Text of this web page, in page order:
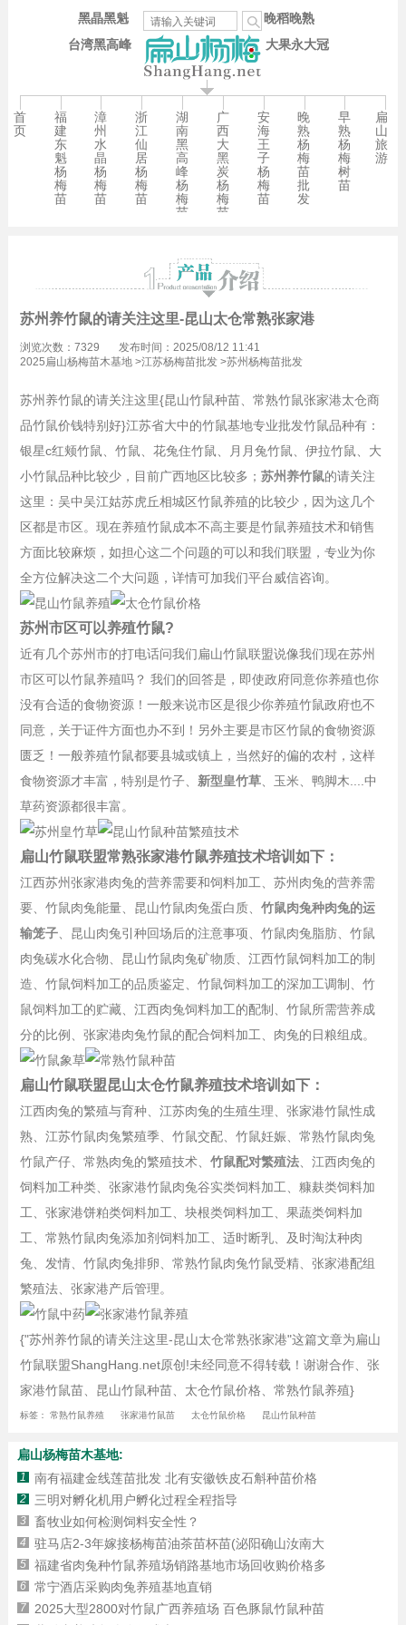
台湾黑高峰
晚稻晚熟
大果永大冠
黑晶黑魁
首
页
福
建
东
魁
杨
梅
苗
漳
州
水
晶
杨
梅
苗
浙
江
仙
居
杨
梅
苗
湖
南
黑
高
峰
杨
梅
苗
广
西
大
黑
炭
杨
梅
苗
安
海
王
子
杨
梅
苗
晚
熟
杨
梅
苗
批
发
早
熟
杨
梅
树
苗
扁
山
旅
游
苏州养竹鼠的请关注这里-昆山太仓常熟张家港
浏览次数：7329
发布时间：2025/08/12 11:41
2025扁山杨梅苗木基地>江苏杨梅苗批发>苏州杨梅苗批发
苏州养竹鼠的请关注这里{昆山竹鼠种苗、常熟竹鼠张家港太仓商
品竹鼠价钱特别好}江苏省大中的竹鼠基地专业批发竹鼠品种有：
银星c红颊竹鼠、竹鼠、花兔住竹鼠、月月兔竹鼠、伊拉竹鼠、大
小竹鼠品种比较少，目前广西地区比较多； 苏州养竹鼠的请关注
这里：吴中吴江姑苏虎丘相城区竹鼠养殖的比较少，因为这几个
区都是市区。现在养殖竹鼠成本不高主要是竹鼠养殖技术和销售
方面比较麻烦，如担心这二个问题的可以和我们联盟，专业为你
全方位解决这二个大问题，详情可加我们平台威信咨询。
苏州市区可以养殖竹鼠?
近有几个苏州市的打电话问我们扁山竹鼠联盟说像我们现在苏州
市区可以竹鼠养殖吗？ 我们的回答是，即使政府同意你养殖也你
没有合适的食物资源！一般来说市区是很少你养殖竹鼠政府也不
同意，关于证件方面也办不到！另外主要是市区竹鼠的食物资源
匮乏！一般养殖竹鼠都要县城或镇上，当然好的偏的农村，这样
食物资源才丰富，特别是竹子、 新型皇竹草、玉米、鸭脚木....中
草药资源都很丰富。
扁山竹鼠联盟常熟张家港竹鼠养殖技术培训如下：
江西苏州张家港肉兔的营养需要和饲料加工、苏州肉兔的营养需
要、竹鼠肉兔能量、昆山竹鼠肉兔蛋白质、 竹鼠肉兔种肉兔的运
输笼子、昆山肉兔引种回场后的注意事项、竹鼠肉兔脂肪、竹鼠
肉兔碳水化合物、昆山竹鼠肉兔矿物质、江西竹鼠饲料加工的制
造、竹鼠饲料加工的品质鉴定、竹鼠饲料加工的深加工调制、竹
鼠饲料加工的贮藏、江西肉兔饲料加工的配制、竹鼠所需营养成
分的比例、张家港肉兔竹鼠的配合饲料加工、肉兔的日粮组成。
扁山竹鼠联盟昆山太仓竹鼠养殖技术培训如下：
江西肉兔的繁殖与育种、江苏肉兔的生殖生理、张家港竹鼠性成
熟、江苏竹鼠肉兔繁殖季、竹鼠交配、竹鼠妊娠、常熟竹鼠肉兔
竹鼠产仔、常熟肉兔的繁殖技术、 竹鼠配对繁殖法、江西肉兔的
饲料加工种类、张家港竹鼠肉兔谷实类饲料加工、糠麸类饲料加
工、张家港饼粕类饲料加工、块根类饲料加工、果蔬类饲料加
工、常熟竹鼠肉兔添加剂饲料加工、适时断乳、及时淘汰种肉
兔、发情、竹鼠肉兔排卵、常熟竹鼠肉兔竹鼠受精、张家港配组
繁殖法、张家港产后管理。
{"苏州养竹鼠的请关注这里-昆山太仓常熟张家港"这篇文章为扁山
竹鼠联盟ShangHang.net原创!未经同意不得转载！谢谢合作、张
家港竹鼠苗、昆山竹鼠种苗、太仓竹鼠价格、常熟竹鼠养殖}
标签： 常熟竹鼠养殖 张家港竹鼠苗 太仓竹鼠价格 昆山竹鼠种苗
扁山杨梅苗木基地:
1 南有福建金线莲苗批发 北有安徽铁皮石斛种苗价格
2 三明对孵化机用户孵化过程全程指导
3 畜牧业如何检测饲料安全性？
4 驻马店2-3年嫁接杨梅苗油茶苗杯苗(泌阳确山汝南大
5 福建省肉兔种竹鼠养殖场销路基地市场回收购价格多
6 常宁酒店采购肉兔养殖基地直销
7 2025大型2800对竹鼠广西养殖场 百色豚鼠竹鼠种苗